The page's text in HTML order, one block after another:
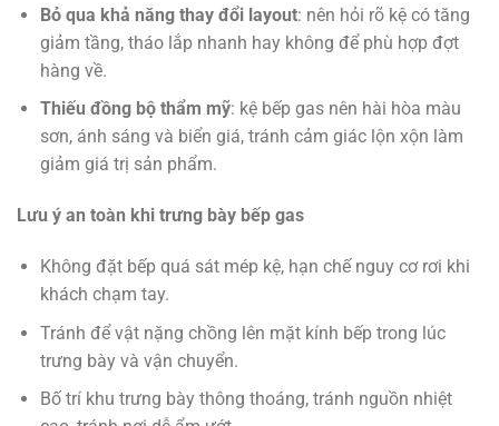
Bỏ qua khả năng thay đổi layout: nên hỏi rõ kệ có tăng
giảm tầng, tháo lắp nhanh hay không để phù hợp đợt
hàng về.
Thiếu đồng bộ thẩm mỹ: kệ bếp gas nên hài hòa màu
sơn, ánh sáng và biển giá, tránh cảm giác lộn xộn làm
giảm giá trị sản phẩm.
Lưu ý an toàn khi trưng bày bếp gas
Không đặt bếp quá sát mép kệ, hạn chế nguy cơ rơi khi
khách chạm tay.
Tránh để vật nặng chồng lên mặt kính bếp trong lúc
trưng bày và vận chuyển.
Bố trí khu trưng bày thông thoáng, tránh nguồn nhiệt